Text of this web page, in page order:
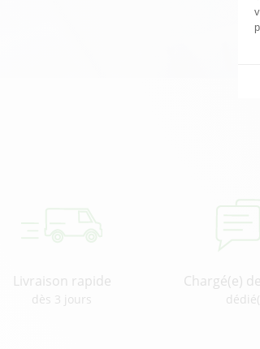
Livraison rapide
dès 3 jours
Chargé(e)